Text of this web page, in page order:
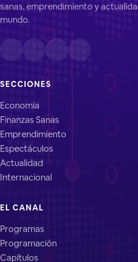
sanas, emprendimiento y
mundo.
SECCIONES
Economía
Finanzas Sanas
Emprendimiento
Espectáculos
Actualidad
Internacional
EL CANAL
Programas
Programación
Capítulos